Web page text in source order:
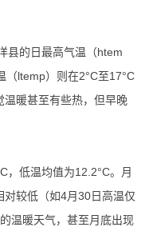
县的日最高气温（htem
（ltemp）则在2°C至17°C
暖甚至有些热，但早晚
，低温均值为12.2°C。月
较低（如4月30日高温仅
温暖天气，甚至月底出现